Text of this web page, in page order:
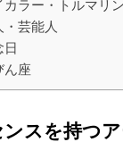
ラー・トルマリン
芸能人
日
ん座
スを持つ